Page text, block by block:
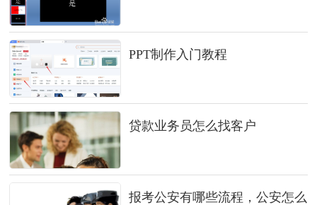
PPT制作入门教程
贷款业务员怎么找客户
报考公安有哪些流程，公安怎么